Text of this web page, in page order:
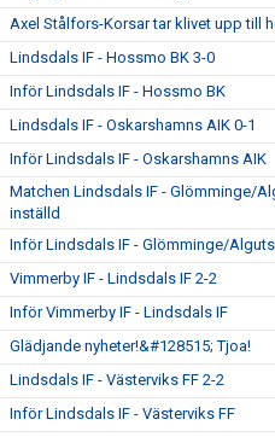
Axel Stålfors-Korsar tar klivet upp till
Lindsdals IF - Hossmo BK 3-0
Inför Lindsdals IF - Hossmo BK
Lindsdals IF - Oskarshamns AIK 0-1
Inför Lindsdals IF - Oskarshamns AIK
Matchen Lindsdals IF - Glömminge/
inställd
Inför Lindsdals IF - Glömminge/
Vimmerby IF - Lindsdals IF 2-2
Inför Vimmerby IF - Lindsdals IF
Glädjande nyheter!&#128515; Tjoa!
Lindsdals IF - Västerviks FF 2-2
Inför Lindsdals IF - Västerviks FF